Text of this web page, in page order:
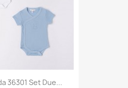
36301 Set Due...